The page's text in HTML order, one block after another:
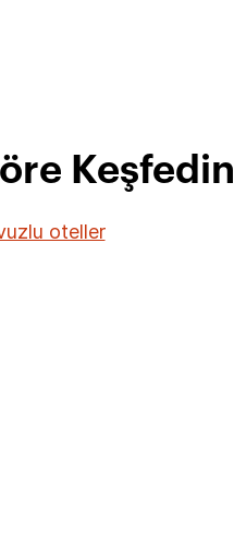
Keşfedin
oteller